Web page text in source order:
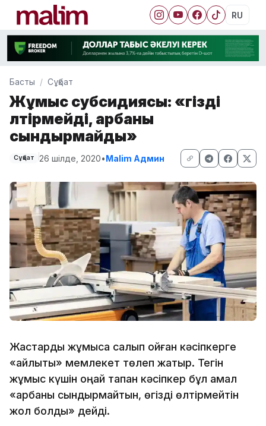
RU
Басты Сұқбат
Жұмыс субсидиясы: «өгізді
өлтірмейді, арбаны
сындырмайды»
Сұқбат 26 шілде, 2020•Malim Админ
Жастарды жұмысқа салып қойған кәсіпкерге
«айлықты» мемлекет төлеп жатыр. Тегін
жұмыс күшін оңай тапқан кәсіпкер бұл амал
«арбаны сындырмайтын, өгізді өлтірмейтін
жол болды» дейді.